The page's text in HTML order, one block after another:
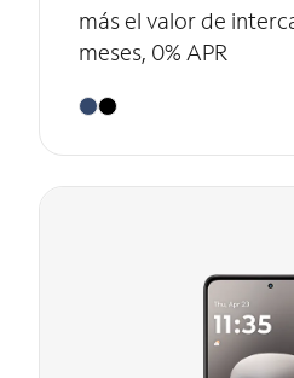
más el valor de
meses, 0% APR